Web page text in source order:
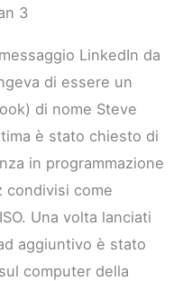
3
LinkedIn da
di essere un
di nome Steve
è stato chiesto di
in programmazione
condivisi come
Una volta lanciati
aggiuntivo è stato
computer della